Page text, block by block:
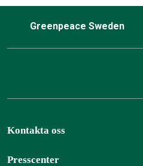
Greenpeace Sweden
Kontakta oss
Presscenter